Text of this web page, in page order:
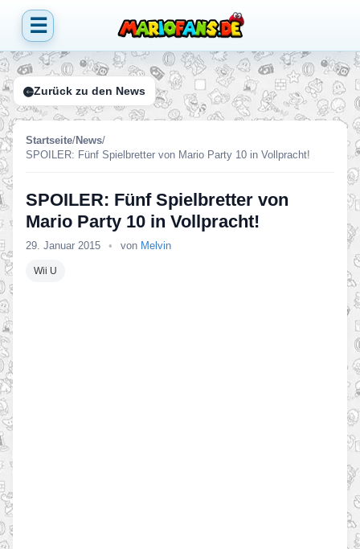
☰
Zurück zu den News
Startseite/News/
SPOILER: Fünf Spielbretter von Mario Party 10 in Vollpracht!
SPOILER: Fünf Spielbretter von
Mario Party 10 in Vollpracht!
29. Januar 2015 • von Melvin
Wii U